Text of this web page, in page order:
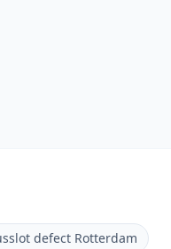
defect Rotterdam